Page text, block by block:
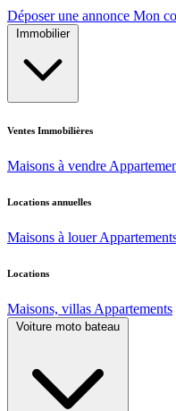
Déposer une annonce Mon
Immobilier
Ventes Immobilières
Maisons à vendre
Locations annuelles
Maisons à louer
Locations
Maisons, villas Appartements
Voiture moto bateau